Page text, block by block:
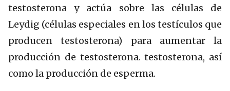
testosterona y actúa sobre las células de
Leydig (células especiales en los testículos que
producen testosterona) para aumentar la
producción de testosterona. testosterona, así
como la producción de esperma.